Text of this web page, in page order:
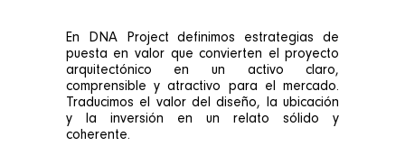
En DNA Project definimos estrategias de
puesta en valor que convierten el proyecto
arquitectónico en un activo claro,
comprensible y atractivo para el mercado.
Traducimos el valor del diseño, la ubicación
y la inversión en un relato sólido y
coherente.